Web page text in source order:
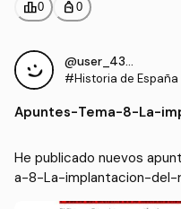
leaderboard0 personal_bag 0
@user_4337977
#Historia de España
Apuntes-Tema-8-La-
He publicado nuevos
a-8-La-implantacion-del-